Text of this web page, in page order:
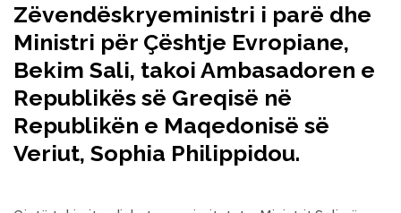
Zëvendëskryeministri i parë dhe
Ministri për Çështje Evropiane,
Bekim Sali, takoi Ambasadoren e
Republikës së Greqisë në
Republikën e Maqedonisë së
Veriut, Sophia Philippidou.